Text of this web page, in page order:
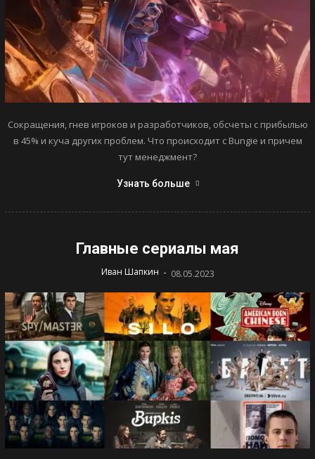
Сокращения, гнев игроков и разработчиков, обсчеты с прибылью
в 45% и куча других проблем. Что происходит с Bungie и причем
тут менеджмент?
Узнать больше
Главные сериалы мая
Иван Шапкин - 08.05.2023